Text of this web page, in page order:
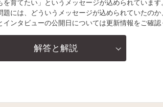
育てたい」というメッセージが込められています
題には、どういうメッセージが込められていたの
ンタビューの公開日については更新情報をご確認
解答と解説